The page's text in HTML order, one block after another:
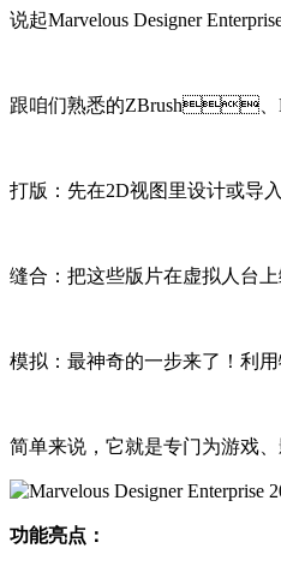
说起Marvelous Designer
跟咱们熟悉的ZBrush、
打版：先在2D视图里设计或
缝合：把这些版片在虚拟人台
模拟：最神奇的一步来了！利
简单来说，它就是专门为游戏
功能亮点：